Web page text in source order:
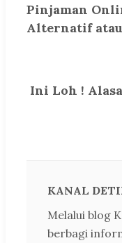
Pinjaman
Alternatif atau
Ini Loh !
KANAL
Melalui blog
berbagi